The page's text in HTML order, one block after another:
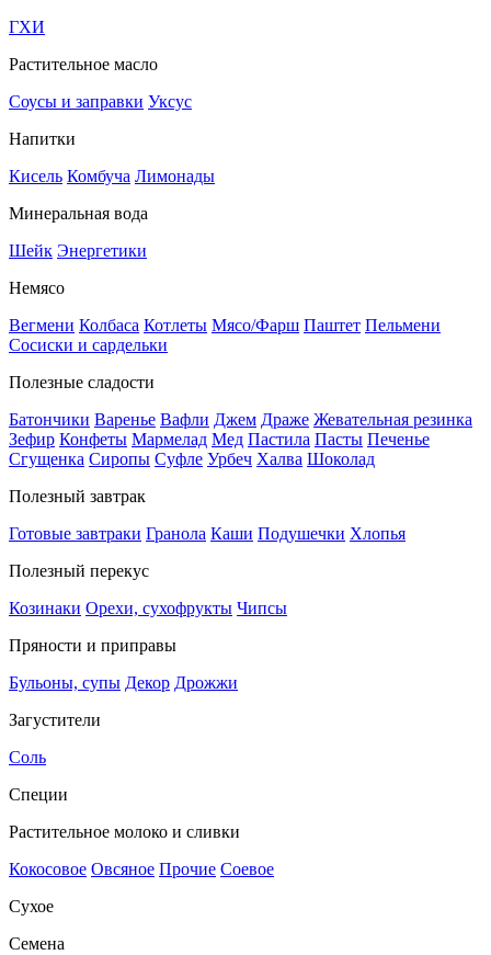
ГХИ
Растительное масло
Соусы и заправки Уксус
Напитки
Кисель Комбуча Лимонады
Минеральная вода
Шейк Энергетики
Немясо
Вегмени Колбаса Котлеты Мясо/Фарш Паштет Пельмени
Сосиски и сардельки
Полезные сладости
Батончики Варенье Вафли Джем Драже Жевательная резинка
Зефир Конфеты Мармелад Мед Пастила Пасты Печенье
Сгущенка Сиропы Суфле Урбеч Халва Шоколад
Полезный завтрак
Готовые завтраки Гранола Каши Подушечки Хлопья
Полезный перекус
Козинаки Орехи, сухофрукты Чипсы
Пряности и приправы
Бульоны, супы Декор Дрожжи
Загустители
Соль
Специи
Растительное молоко и сливки
Кокосовое Овсяное Прочие Соевое
Сухое
Семена